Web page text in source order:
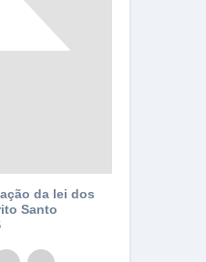
da lei dos
Santo